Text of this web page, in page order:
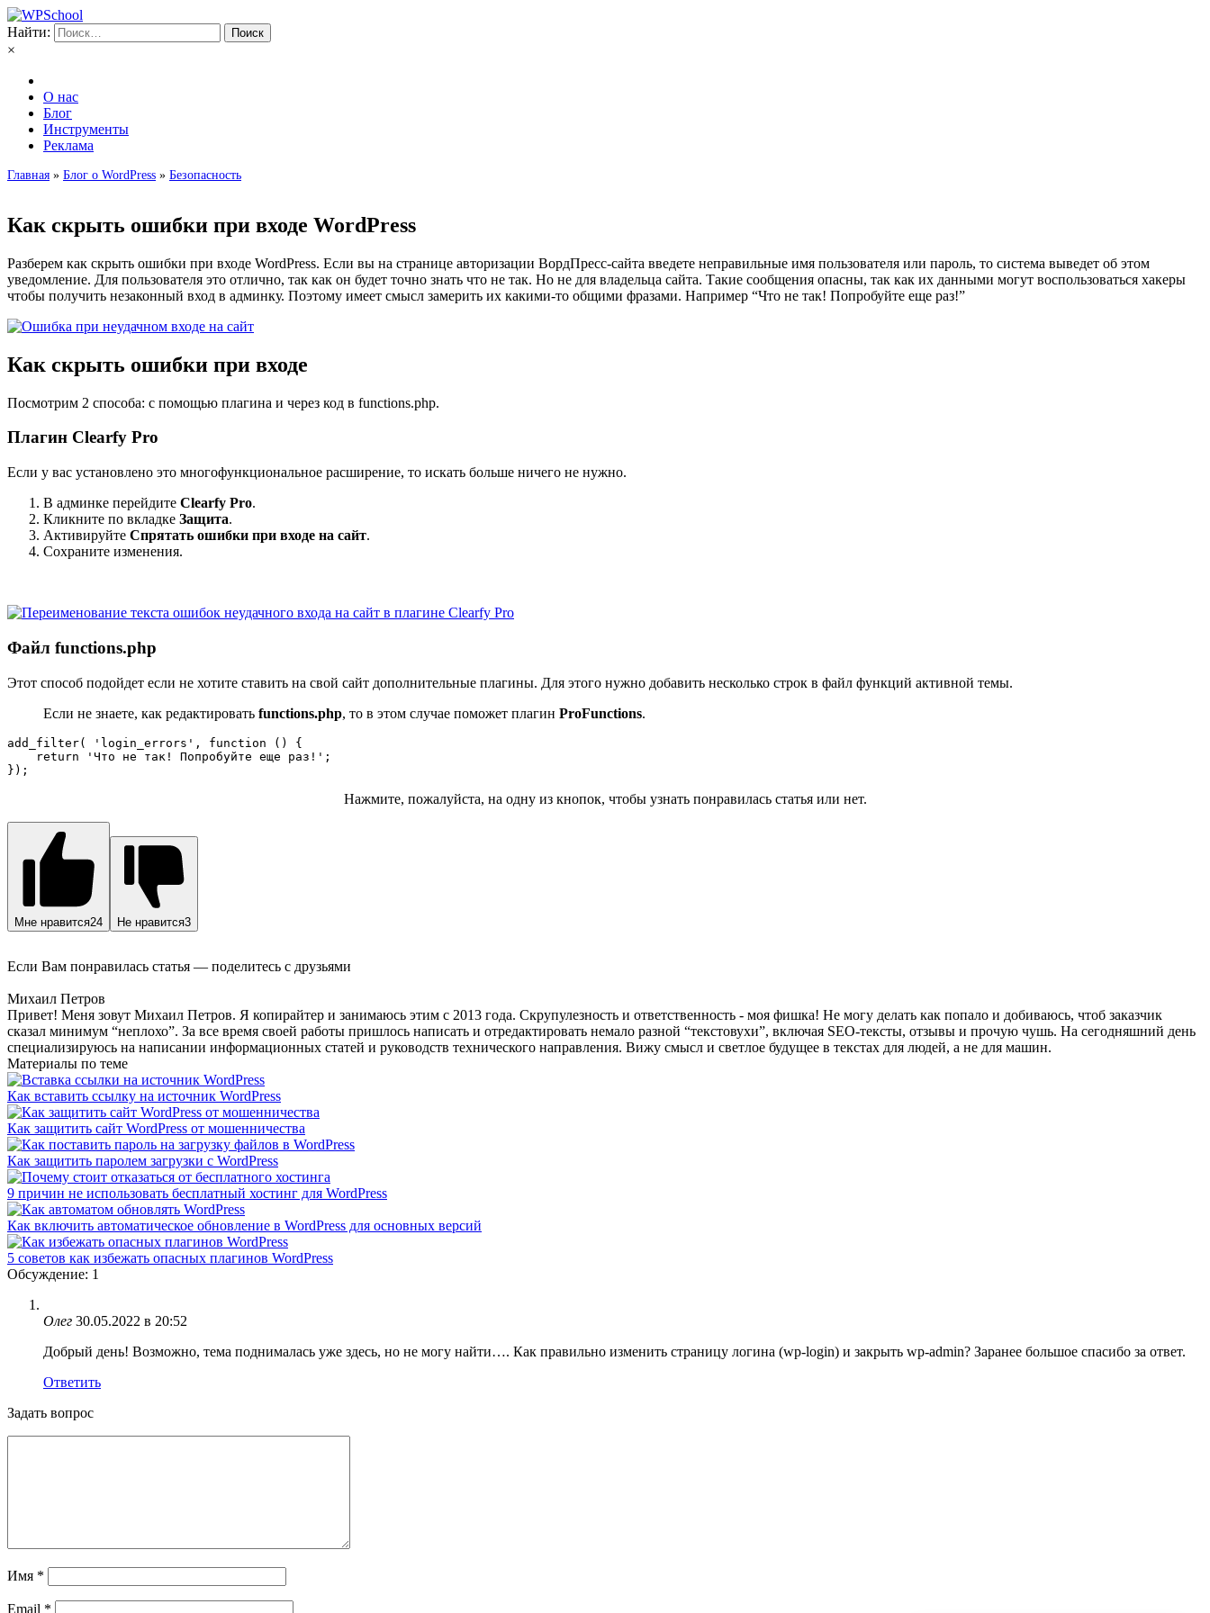
Найти:
×
О нас
Блог
Инструменты
Реклама
Главная » Блог о WordPress » Безопасность
Как скрыть ошибки при входе WordPress
Разберем как скрыть ошибки при входе WordPress. Если вы на странице авторизации ВордПресс-сайта введете неправильные имя пользователя или пароль, то система выведет об этом
уведомление. Для пользователя это отлично, так как он будет точно знать что не так. Но не для владельца сайта. Такие сообщения опасны, так как их данными могут воспользоваться хакеры
чтобы получить незаконный вход в админку. Поэтому имеет смысл замерить их какими-то общими фразами. Например “Что не так! Попробуйте еще раз!”
Как скрыть ошибки при входе
Посмотрим 2 способа: с помощью плагина и через код в functions.php.
Плагин Clearfy Pro
Если у вас установлено это многофункциональное расширение, то искать больше ничего не нужно.
В админке перейдите Clearfy Pro.
Кликните по вкладке Защита.
Активируйте Спрятать ошибки при входе на сайт.
Сохраните изменения.
Файл functions.php
Этот способ подойдет если не хотите ставить на свой сайт дополнительные плагины. Для этого нужно добавить несколько строк в файл функций активной темы.
Если не знаете, как редактировать functions.php, то в этом случае поможет плагин ProFunctions.
add_filter( 'login_errors', function () {
    return 'Что не так! Попробуйте еще раз!';
});
Нажмите, пожалуйста, на одну из кнопок, чтобы узнать понравилась статья или нет.
Мне нравится24 Не нравится3
Если Вам понравилась статья — поделитесь с друзьями
Михаил Петров
Привет! Меня зовут Михаил Петров. Я копирайтер и занимаюсь этим с 2013 года. Скрупулезность и ответственность - моя фишка! Не могу делать как попало и добиваюсь, чтоб заказчик
сказал минимум “неплохо”. За все время своей работы пришлось написать и отредактировать немало разной “текстовухи”, включая SEO-тексты, отзывы и прочую чушь. На сегодняшний день
специализируюсь на написании информационных статей и руководств технического направления. Вижу смысл и светлое будущее в текстах для людей, а не для машин.
Материалы по теме
Как вставить ссылку на источник WordPress
Как защитить сайт WordPress от мошенничества
Как защитить паролем загрузки с WordPress
9 причин не использовать бесплатный хостинг для WordPress
Как включить автоматическое обновление в WordPress для основных версий
5 советов как избежать опасных плагинов WordPress
Обсуждение: 1
Олег 30.05.2022 в 20:52
Добрый день! Возможно, тема поднималась уже здесь, но не могу найти…. Как правильно изменить страницу логина (wp-login) и закрыть wp-admin? Заранее большое спасибо за ответ.
Ответить
Задать вопрос
Имя *
Email *